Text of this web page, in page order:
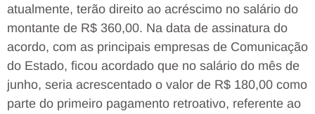
atualmente, terão direito ao acréscimo no salário do
montante de R$ 360,00. Na data de assinatura do
acordo, com as principais empresas de Comunicação
do Estado, ficou acordado que no salário do mês de
junho, seria acrescentado o valor de R$ 180,00 como
parte do primeiro pagamento retroativo, referente ao